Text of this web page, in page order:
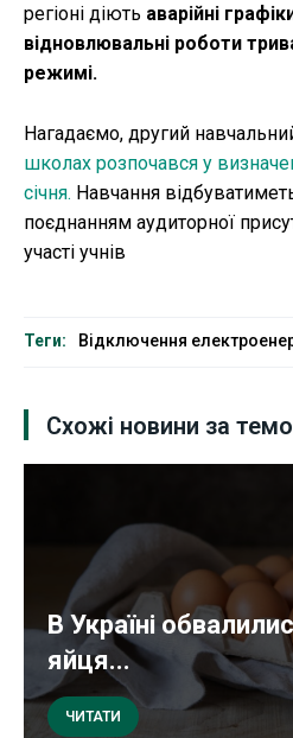
регіоні діють аварійні
відновлювальні роботи
режимі.
Нагадаємо, другий
школах розпочався у
січня. Навчання
поєднанням аудиторної
участі учнів
Теги: Відключення
Схожі новини за
В Україні
яйця...
ЧИТАТИ